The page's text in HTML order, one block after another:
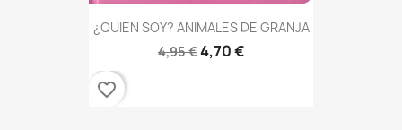
¿QUIEN SOY? ANIMALES DE GRANJA
4,95 €4,70 €
favorite_border